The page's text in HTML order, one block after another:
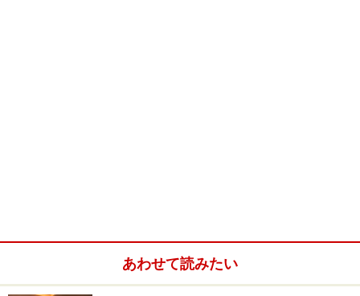
したが、なかなか得がたい貴重な体験を数多くさせてい
ただきました。個人的にも思い入れのある祭りなのです
あわせて読みたい